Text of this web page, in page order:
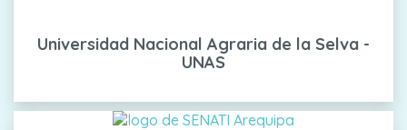
Universidad Nacional Agraria de la Selva -
UNAS